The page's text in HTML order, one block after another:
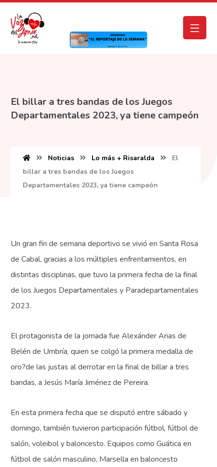
El billar a tres bandas de los Juegos
Departamentales 2023, ya tiene campeón
Noticias Lo más + Risaralda
El
billar a tres bandas de los Juegos
Departamentales 2023, ya tiene campeón
Un gran fin de semana deportivo se vivió en Santa Rosa
de Cabal, gracias a los múltiples enfrentamientos, en
distintas disciplinas, que tuvo la primera fecha de la final
de los Juegos Departamentales y Paradepartamentales
2023.
El protagonista de la jornada fue Alexánder Arias de
Belén de Umbría, quien se colgó la primera medalla de
oro?de las justas al derrotar en la final de billar a tres
bandas, a Jesús María Jiménez de Pereira.
En esta primera fecha que se disputó entre sábado y
domingo, también tuvieron participación fútbol, fútbol de
salón, voleibol y baloncesto. Equipos como Guática en
fútbol de salón masculino, Marsella en baloncesto